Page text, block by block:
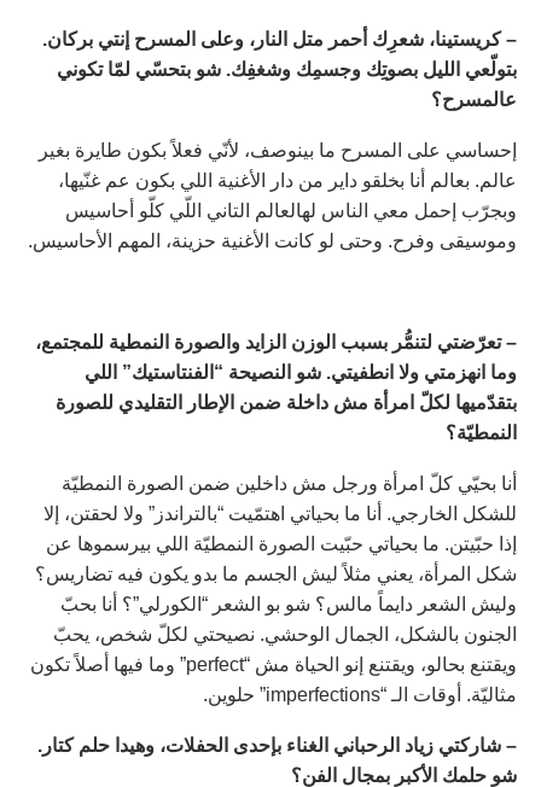
– كريستينا، شعرِك أحمر متل النار، وعلى المسرح إنتي بركان.
بتولّعي الليل بصوتِك وجسمِك وشغفِك. شو بتحسّي لمّا تكوني
عالمسرح؟
إحساسي على المسرح ما بينوصف، لأنّي فعلاً بكون طايرة بغير
عالم. بعالم أنا بخلقو داير من دار الأغنية اللي بكون عم غنّيها،
وبجرّب إحمل معي الناس لهالعالم التاني اللّي كلّو أحاسيس
وموسيقى وفرح. وحتى لو كانت الأغنية حزينة، المهم الأحاسيس.
– تعرّضتي لتنمُّر بسبب الوزن الزايد والصورة النمطية للمجتمع،
وما انهزمتي ولا انطفيتي. شو النصيحة “الفنتاستيك” اللي
بتقدّميها لكلّ امرأة مش داخلة ضمن الإطار التقليدي للصورة
النمطيّة؟
أنا بحيّي كلّ امرأة ورجل مش داخلين ضمن الصورة النمطيّة
للشكل الخارجي. أنا ما بحياتي اهتمّيت “بالتراندز” ولا لحقتن، إلا
إذا حبّيتن. ما بحياتي حبّيت الصورة النمطيّة اللي بيرسموها عن
شكل المرأة، يعني مثلاً ليش الجسم ما بدو يكون فيه تضاريس؟
وليش الشعر دايماً مالس؟ شو بو الشعر “الكورلي”؟ أنا بحبّ
الجنون بالشكل، الجمال الوحشي. نصيحتي لكلّ شخص، يحبّ
ويقتنع بحالو، ويقتنع إنو الحياة مش “perfect” وما فيها أصلاً تكون
مثاليّة. أوقات الـ “imperfections” حلوين.
– شاركتي زياد الرحباني الغناء بإحدى الحفلات، وهيدا حلم كتار.
شو حلمك الأكبر بمجال الفن؟